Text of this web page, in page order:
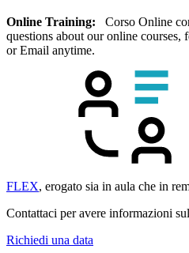
Online Training: Corso Online
questions about our online courses,
or Email anytime.
FLEX, erogato sia in aula che in
Contattaci per avere informazioni
Richiedi una data